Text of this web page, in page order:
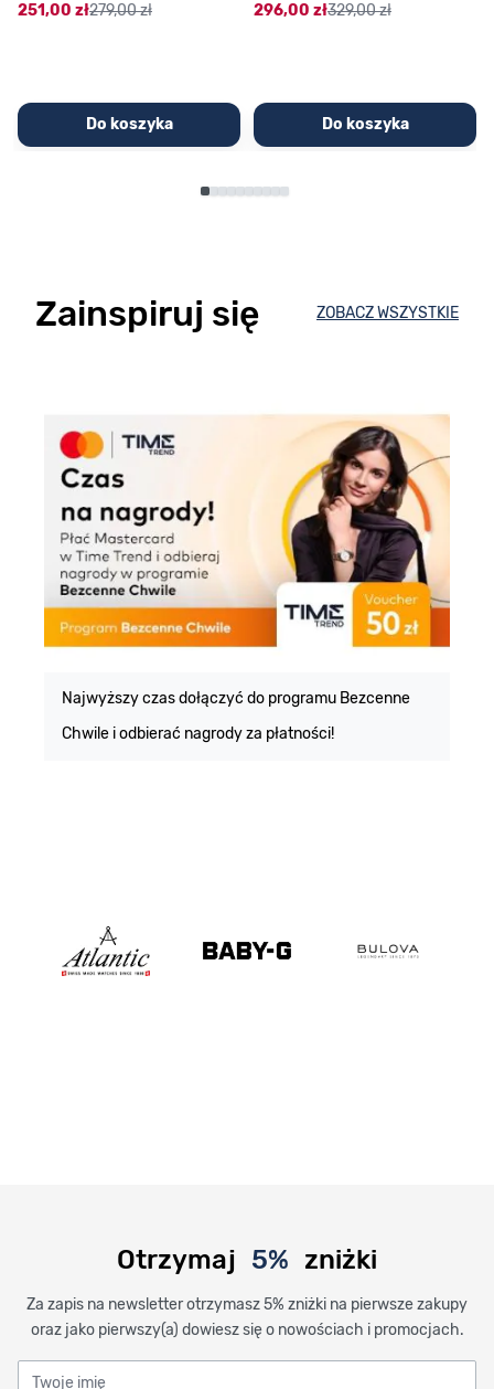
251,00 zł279,00 zł
Do koszyka
296,00 zł329,00 zł
Do koszyka
Zainspiruj się ZOBACZ WSZYSTKIE
Najwyższy czas dołączyć do programu Bezcenne
Chwile i odbierać nagrody za płatności!
Otrzymaj 5% zniżki
Za zapis na newsletter otrzymasz 5% zniżki na pierwsze zakupy
oraz jako pierwszy(a) dowiesz się o nowościach i promocjach.
Twoje imię